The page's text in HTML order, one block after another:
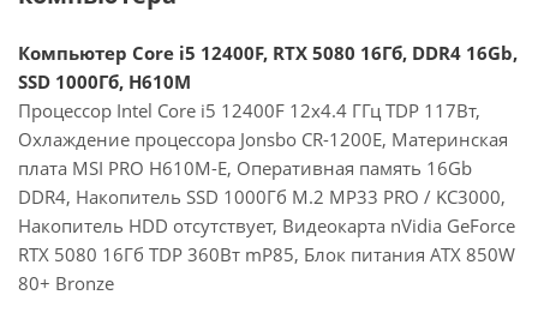
Компьютер Core i5 12400F, RTX 5080 16Гб, DDR4 16Gb,
SSD 1000Гб, H610M
Процессор Intel Core i5 12400F 12x4.4 ГГц TDP 117Вт,
Охлаждение процессора Jonsbo CR-1200E, Материнская
плата MSI PRO H610M-E, Оперативная память 16Gb
DDR4, Накопитель SSD 1000Гб M.2 MP33 PRO / KC3000,
Накопитель HDD отсутствует, Видеокарта nVidia GeForce
RTX 5080 16Гб TDP 360Вт mP85, Блок питания ATX 850W
80+ Bronze